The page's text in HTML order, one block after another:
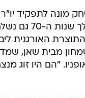
מונה לתפקיד יו"ר
הדקלאים,
האורגנית
מבית שאן,
"הם היו זוג